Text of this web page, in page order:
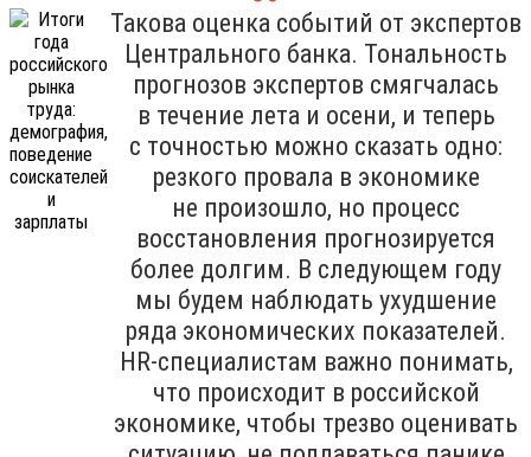
Такова оценка событий от экспертов
Центрального банка. Тональность
прогнозов экспертов смягчалась
в течение лета и осени, и теперь
с точностью можно сказать одно:
резкого провала в экономике
не произошло, но процесс
восстановления прогнозируется
более долгим. В следующем году
мы будем наблюдать ухудшение
ряда экономических показателей.
HR-специалистам важно понимать,
что происходит в российской
экономике, чтобы трезво оценивать